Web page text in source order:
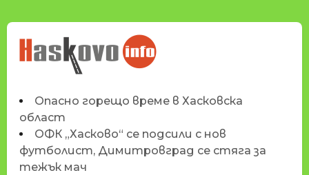
НОВИНИТЕ НА
HASKOVO.INFO
Опасно горещо време в Хасковска
област
ОФК „Хасково“ се подсили с нов
футболист, Димитровград се стяга за
тежък мач